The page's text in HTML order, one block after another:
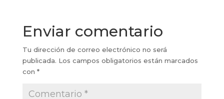
Enviar comentario
Tu dirección de correo electrónico no será
publicada. Los campos obligatorios están marcados
con *